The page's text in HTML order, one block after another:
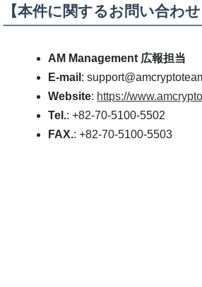
【本件に関するお問い合わせ
AM Management 広報担当
E-mail :
Website: https://
Tel.: +82-70-5100-5502
FAX.: +82-70-5100-5503